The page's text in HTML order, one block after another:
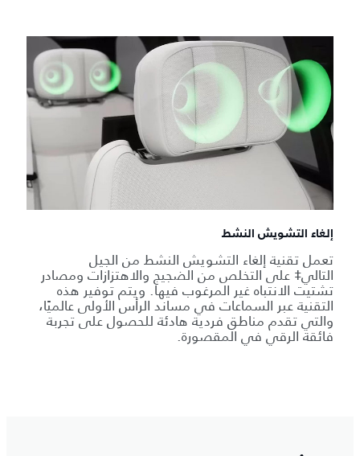
إلغاء التشويش النشط
تعمل تقنية إلغاء التشويش النشط من الجيل
التالي‡ على التخلص من الضجيج والاهتزازات ومصادر
تشتيت الانتباه غير المرغوب فيها. ويتم توفير هذه
التقنية عبر السماعات في مساند الرأس الأولى عالميًا،
والتي تقدم مناطق فردية هادئة للحصول على تجربة
فائقة الرقي في المقصورة.